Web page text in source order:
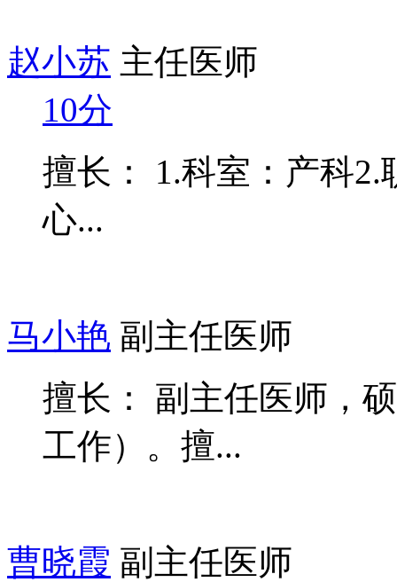
赵小苏 主任医师
10分
擅长： 1.科室：产科
心...
马小艳 副主任医师
擅长： 副主任医师，
工作）。擅...
曹晓霞 副主任医师